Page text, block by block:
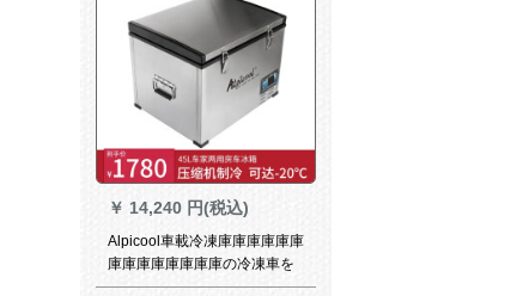
￥ 14,240 円(税込)
Alpicool車載冷凍庫庫庫庫庫庫
庫庫庫庫庫庫庫庫の冷凍車を
兼用して冷凍冷凍大容量車ト